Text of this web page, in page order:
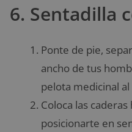
6. Sentadilla
Ponte de pie,
ancho de tus
pelota medicinal
Coloca las
posicionarte en